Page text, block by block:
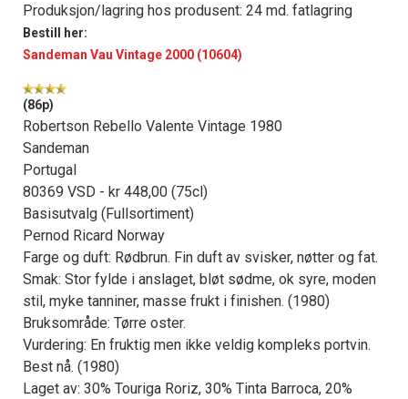
Produksjon/lagring hos produsent: 24 md. fatlagring
Bestill her:
Sandeman Vau Vintage 2000 (10604)
(86p)
Robertson Rebello Valente Vintage 1980
Sandeman
Portugal
80369 VSD - kr 448,00 (75cl)
Basisutvalg (Fullsortiment)
Pernod Ricard Norway
Farge og duft: Rødbrun. Fin duft av svisker, nøtter og fat.
Smak: Stor fylde i anslaget, bløt sødme, ok syre, moden
stil, myke tanniner, masse frukt i finishen. (1980)
Bruksområde: Tørre oster.
Vurdering: En fruktig men ikke veldig kompleks portvin.
Best nå. (1980)
Laget av: 30% Touriga Roriz, 30% Tinta Barroca, 20%